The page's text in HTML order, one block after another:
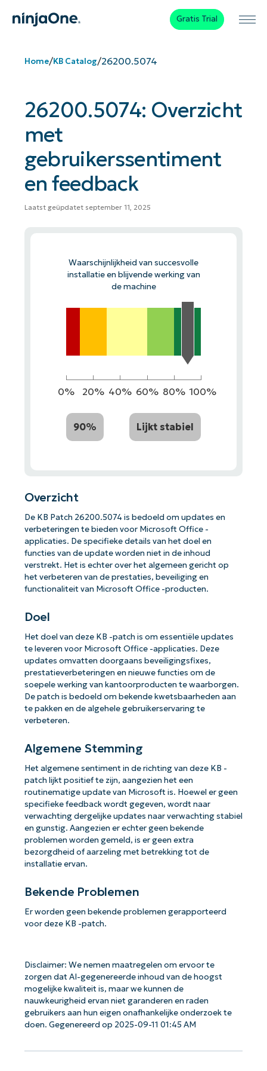
Gratis Trial
Home/KB Catalog/26200.5074
26200.5074: Overzicht
met
gebruikerssentiment
en feedback
Laatst geüpdatet september 11, 2025
Waarschijnlijkheid van succesvolle
installatie en blijvende werking van
de machine
0% 20% 40% 60% 80% 100%
90% Lijkt stabiel
Overzicht
De KB Patch 26200.5074 is bedoeld om updates en
verbeteringen te bieden voor Microsoft Office -
applicaties. De specifieke details van het doel en
functies van de update worden niet in de inhoud
verstrekt. Het is echter over het algemeen gericht op
het verbeteren van de prestaties, beveiliging en
functionaliteit van Microsoft Office -producten.
Doel
Het doel van deze KB -patch is om essentiële updates
te leveren voor Microsoft Office -applicaties. Deze
updates omvatten doorgaans beveiligingsfixes,
prestatieverbeteringen en nieuwe functies om de
soepele werking van kantoorproducten te waarborgen.
De patch is bedoeld om bekende kwetsbaarheden aan
te pakken en de algehele gebruikerservaring te
verbeteren.
Algemene Stemming
Het algemene sentiment in de richting van deze KB -
patch lijkt positief te zijn, aangezien het een
routinematige update van Microsoft is. Hoewel er geen
specifieke feedback wordt gegeven, wordt naar
verwachting dergelijke updates naar verwachting stabiel
en gunstig. Aangezien er echter geen bekende
problemen worden gemeld, is er geen extra
bezorgdheid of aarzeling met betrekking tot de
installatie ervan.
Bekende Problemen
Er worden geen bekende problemen gerapporteerd
voor deze KB -patch.
Disclaimer: We nemen maatregelen om ervoor te
zorgen dat AI-gegenereerde inhoud van de hoogst
mogelijke kwaliteit is, maar we kunnen de
nauwkeurigheid ervan niet garanderen en raden
gebruikers aan hun eigen onafhankelijke onderzoek te
doen. Gegenereerd op 2025-09-11 01:45 AM